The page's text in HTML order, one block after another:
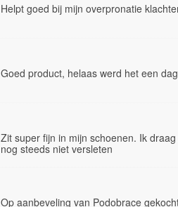
Helpt goed bij mijn overpronatie
Goed product, helaas werd het een
Zit super fijn in mijn schoenen. Ik
nog steeds niet versleten
Op aanbeveling van Podobrace